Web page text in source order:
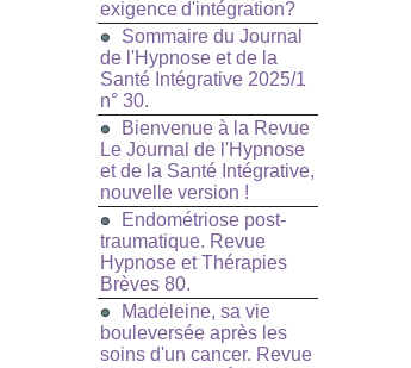
exigence d'intégration?
Sommaire du Journal
de l'Hypnose et de la
Santé Intégrative 2025/1
n° 30.
Bienvenue à la Revue
Le Journal de l'Hypnose
et de la Santé Intégrative,
nouvelle version !
Endométriose post-
traumatique. Revue
Hypnose et Thérapies
Brèves 80.
Madeleine, sa vie
bouleversée après les
soins d'un cancer. Revue